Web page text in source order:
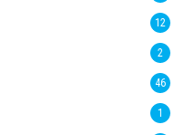
12
2
46
1